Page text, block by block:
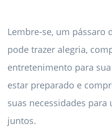
Lembre-se, um pássaro
pode trazer alegria,
entretenimento para
estar preparado e
suas necessidades para
juntos.